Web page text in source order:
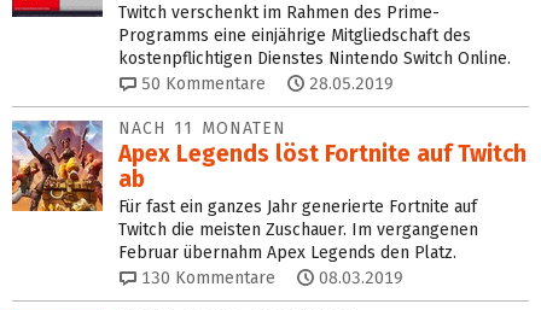
Twitch verschenkt im Rahmen des Prime-
Programms eine einjährige Mitgliedschaft des
kostenpflichtigen Dienstes Nintendo Switch Online.
50 Kommentare 28.05.2019
NACH 11 MONATEN
Apex Legends löst Fortnite auf Twitch
ab
Für fast ein ganzes Jahr generierte Fortnite auf
Twitch die meisten Zuschauer. Im vergangenen
Februar übernahm Apex Legends den Platz.
130 Kommentare 08.03.2019